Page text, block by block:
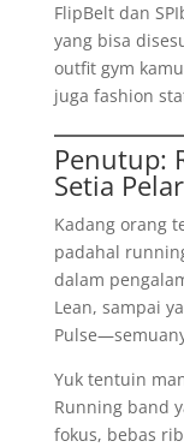
FlipBelt dan
yang bisa
outfit gym
juga fashion
Penutup:
Setia Pelar
Kadang orang
padahal
dalam
Lean, sampai
Yuk tentuin
Running band
fokus, bebas